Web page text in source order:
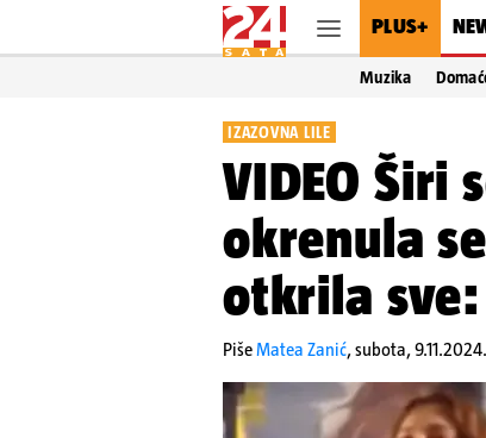
PLUS+
Muzika
IZAZOVNA LILE
VIDEO Širi
okrenula
otkrila sve:
PišeMatea Zanić,subota,